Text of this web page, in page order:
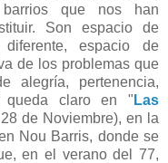
que nos han
Son espacio de
espacio de
de los problemas que
alegría, pertenencia,
queda claro en " Las
de Noviembre), en la
Nou Barris, donde se
en el verano del 77,